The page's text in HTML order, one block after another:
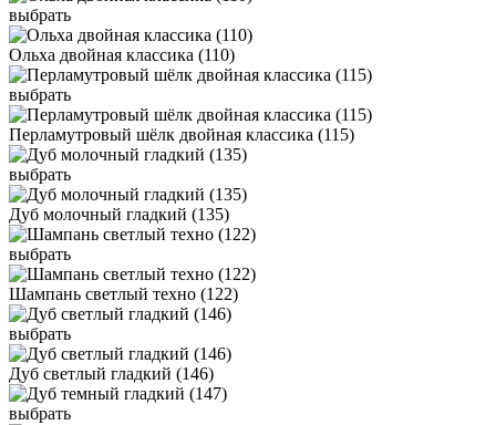
выбрать
Ольха двойная классика (110)
выбрать
Перламутровый шёлк двойная классика (115)
выбрать
Дуб молочный гладкий (135)
выбрать
Шампань светлый техно (122)
выбрать
Дуб светлый гладкий (146)
выбрать